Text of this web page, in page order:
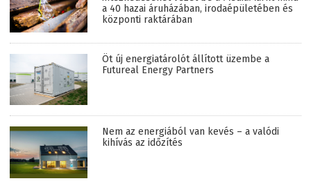
a 40 hazai áruházában, irodaépületében és
központi raktárában
Öt új energiatárolót állított üzembe a
Futureal Energy Partners
Nem az energiából van kevés – a valódi
kihívás az időzítés